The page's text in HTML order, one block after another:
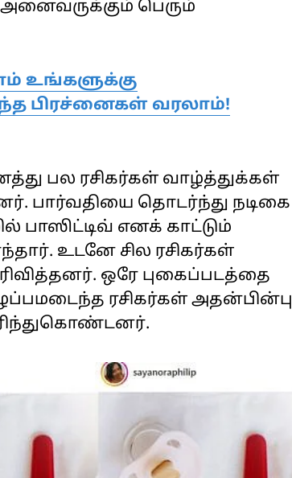
பெரும்
உங்களுக்கு
பிரச்னைகள் வரலாம்!
பல ரசிகர்கள் வாழ்த்துக்கள்
பார்வதியை தொடர்ந்து நடிகை
பாஸிட்டிவ் எனக் காட்டும்
உடனே சில ரசிகர்கள்
ஒரே புகைப்படத்தை
ரசிகர்கள் அதன்பின்பு